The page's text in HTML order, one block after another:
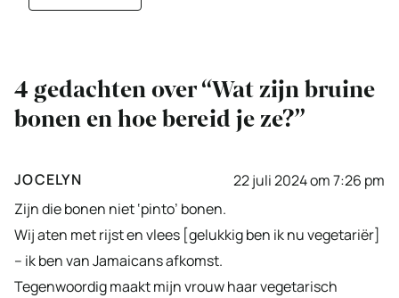
4 gedachten over “Wat zijn bruine
bonen en hoe bereid je ze?”
JOCELYN
22 juli 2024 om 7:26 pm
Zijn die bonen niet ‘pinto’ bonen.
Wij aten met rijst en vlees [gelukkig ben ik nu vegetariër]
– ik ben van Jamaicans afkomst.
Tegenwoordig maakt mijn vrouw haar vegetarisch